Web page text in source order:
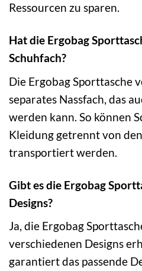
Ressourcen zu sparen.
Hat die Ergobag
Schuhfach?
Die Ergobag Sporttasche
separates Nassfach, das
werden kann. So können
Kleidung getrennt von
transportiert werden.
Gibt es die Ergobag
Designs?
Ja, die Ergobag
verschiedenen Designs
garantiert das passende